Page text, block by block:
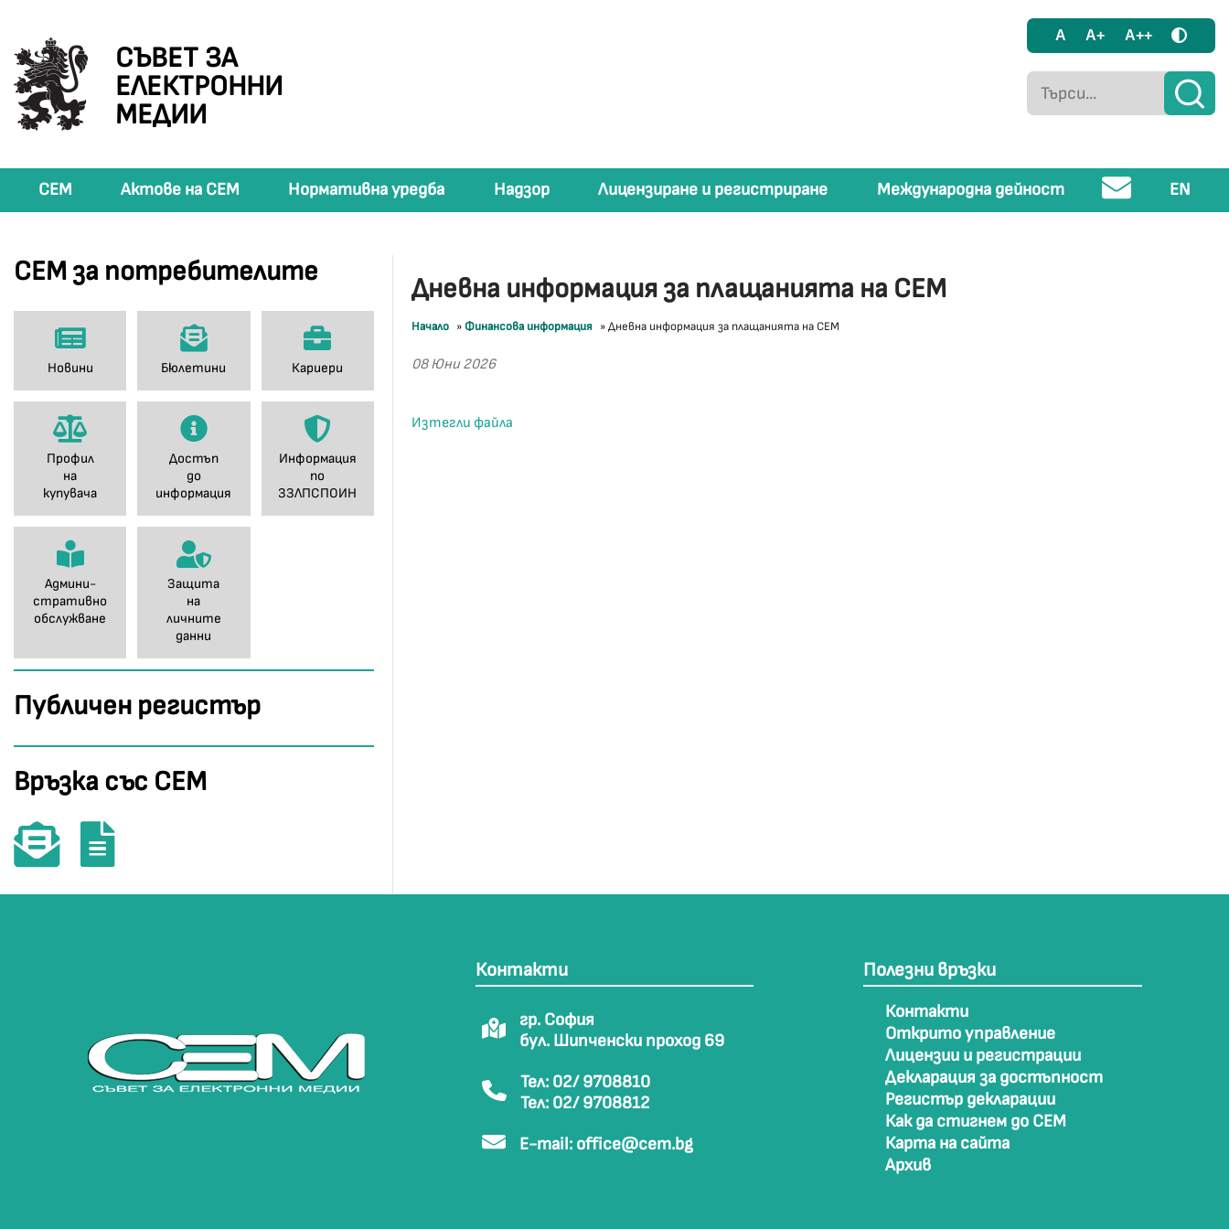
СЪВЕТ ЗА
ЕЛЕКТРОННИ
МЕДИИ
A A+ A++
СЕМ Актове на СЕМ Нормативна уредба Надзор Лицензиране и регистриране Международна дейност EN
СЕМ за потребителите
Новини Бюлетини Кариери
Профил
на
купувача
Достъп
до
информация
Информация
по
ЗЗЛПСПОИН
Админи-
стративно
обслужване
Защита
на
личните
данни
Публичен регистър
Връзка със СЕМ
Дневна информация за плащанията на СЕМ
Начало » Финансова информация »Дневна информация за плащанията на СЕМ
08 Юни 2026
Изтегли файла
Контакти
гр. София
бул. Шипченски проход 69
Тел: 02/ 9708810
Тел: 02/ 9708812
E-mail: office@cem.bg
Полезни връзки
Контакти
Открито управление
Лицензии и регистрации
Декларация за достъпност
Регистър декларации
Как да стигнем до СЕМ
Карта на сайта
Архив